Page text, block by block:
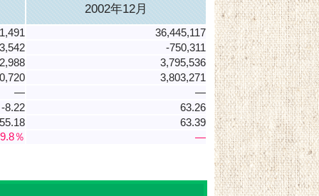
2002年12月
36,445,117
-750,311
3,795,536
3,803,271
―
―
-8.22
63.26
55.18
63.39
％
―